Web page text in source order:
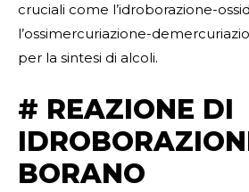
cruciali come l’idroborazione-
l’ossimercuriazione-
per la sintesi di alcoli.
# REAZIONE DI
BORANO